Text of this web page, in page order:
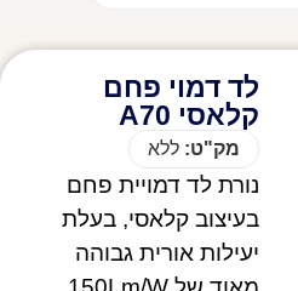
לד דמוי פחם
קלאסי A70
מק"ט: ללא
נורת לד דמויית פחם
בעיצוב קלאסי, בעלת
יעילות אורית גבוהה